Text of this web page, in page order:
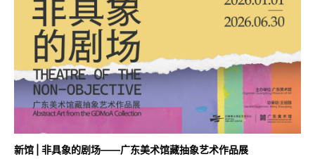
新馆 | 非具象的剧场——广东美术馆藏抽象艺术作品展